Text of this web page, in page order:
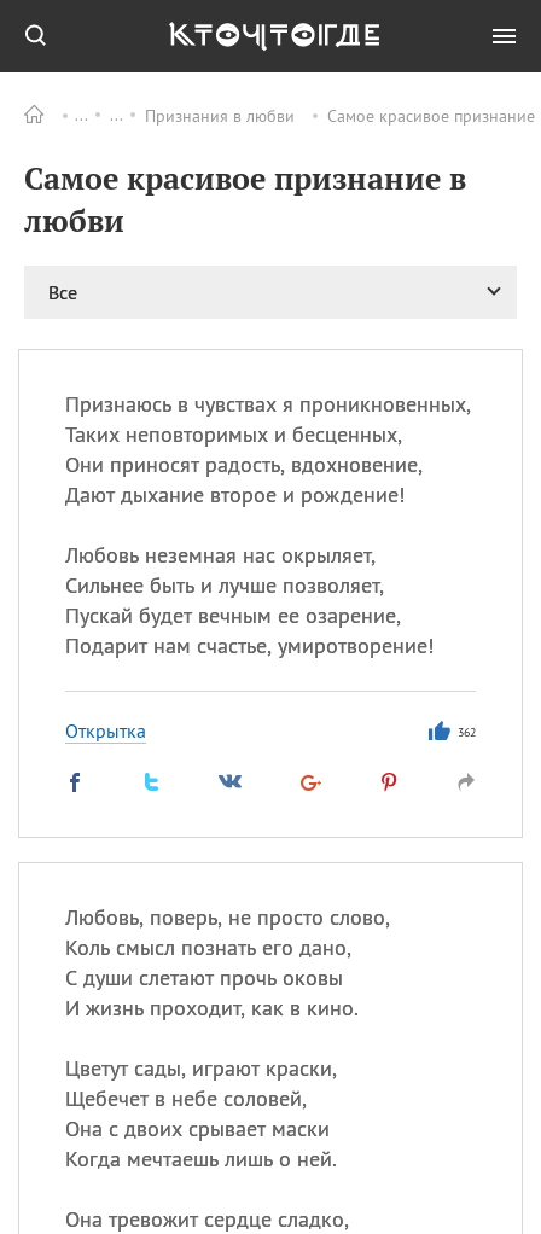
Признания в любви Самое красивое
Самое красивое признание в
любви
Все
Признаюсь в чувствах я проникновенных,
Таких неповторимых и бесценных,
Они приносят радость, вдохновение,
Дают дыхание второе и рождение!
Любовь неземная нас окрыляет,
Сильнее быть и лучше позволяет,
Пускай будет вечным ее озарение,
Подарит нам счастье, умиротворение!
Открытка 362
Любовь, поверь, не просто слово,
Коль смысл познать его дано,
С души слетают прочь оковы
И жизнь проходит, как в кино.
Цветут сады, играют краски,
Щебечет в небе соловей,
Она с двоих срывает маски
Когда мечтаешь лишь о ней.
Она тревожит сердце сладко,
ПРАЗДНИКИ Все
09.08 День памяти
Николая Чудотворца
11.08 День полета на
11.08
День Святой Клары —
покровительницы
телевидения
Сегодня празднуют именины
Герман,Иван,Клим
Посмотреть значение